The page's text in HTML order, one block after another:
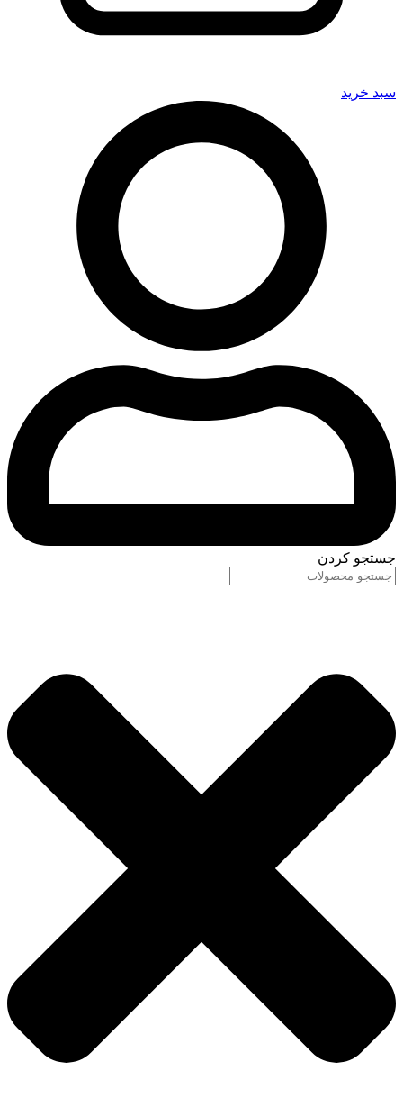
سبد خرید
جستجو کردن